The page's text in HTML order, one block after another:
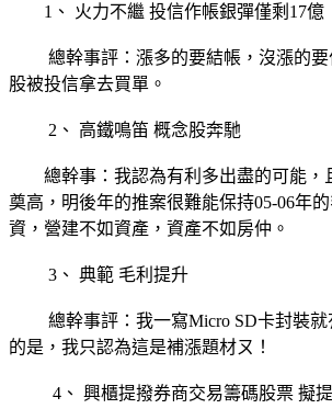
1、 火力不繼 投信作帳銀彈僅剩17億
總幹事評：漲多的要結帳，沒漲的要
股被投信拿去買單。
2、 高鐵鳴笛 概念股奔馳
總幹事：我認為有利多出盡的可能，
奠高，明後年的推案很難能保持05-06年
資，營建不如資產，資產不如房仲。
3、 典範 毛利提升
總幹事評：我一寫Micro SD卡封裝就
的是，我只認為這是補漲題材ㄡ！
4、 興櫃提撥券商交易籌碼股票 擬提